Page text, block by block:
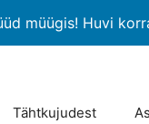
müügis! Huvi
Tähtkujudest